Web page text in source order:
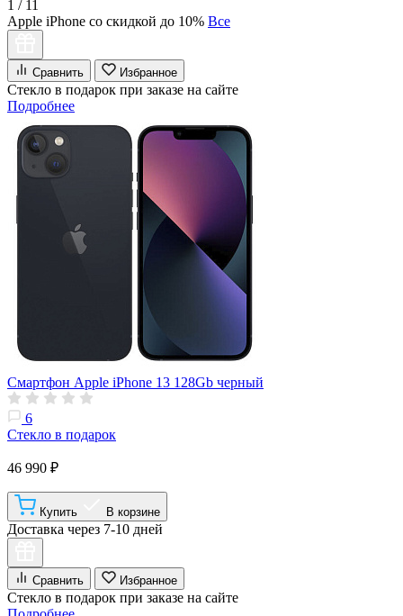
1 / 11
Apple iPhone со скидкой до 10% Все
Сравнить Избранное
Стекло в подарок при заказе на сайте
Подробнее
Смартфон Apple iPhone 13 128Gb черный
6
Стекло в подарок
46 990 ₽
Купить В корзине
Доставка через 7-10 дней
Сравнить Избранное
Стекло в подарок при заказе на сайте